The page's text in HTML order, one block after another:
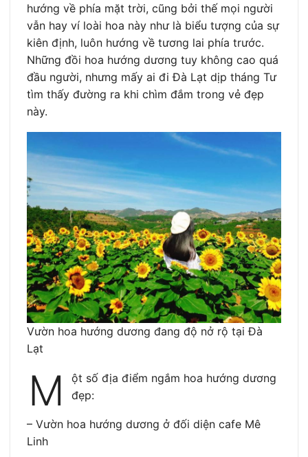
hướng về phía mặt trời, cũng bởi thế mọi người
vẫn hay ví loài hoa này như là biểu tượng của sự
kiên định, luôn hướng về tương lai phía trước.
Những đồi hoa hướng dương tuy không cao quá
đầu người, nhưng mấy ai đi Đà Lạt dịp tháng Tư
tìm thấy đường ra khi chìm đắm trong vẻ đẹp
này.
Vườn hoa hướng dương đang độ nở rộ tại Đà
Lạt
M
ột số địa điểm ngắm hoa hướng dương
đẹp:
– Vườn hoa hướng dương ở đối diện cafe Mê
Linh